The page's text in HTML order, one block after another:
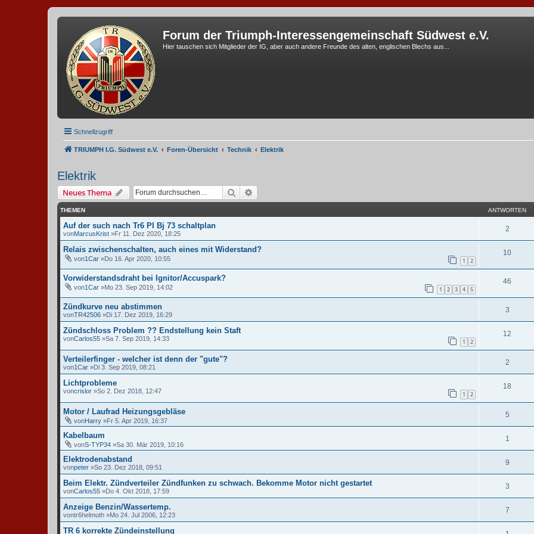
Forum der Triumph-Interessengemeinschaft Südwest e.V.
Hier tauschen sich Mitglieder der IG, aber auch andere Freunde des alten, englischen Blechs aus...
Schnellzugriff
TRIUMPH I.G. Südwest e.V. Foren-Übersicht Technik Elektrik
Elektrik
Neues Thema Suche
THEMEN ANTWORTEN
Auf der such nach Tr6 PI Bj 73 schaltplan
vonMarcusKrist »Fr 11. Dez 2020, 18:25
2
Relais zwischenschalten, auch eines mit Widerstand?
von1Car »Do 16. Apr 2020, 10:55 1 2
10
Vorwiderstandsdraht bei Ignitor/Accuspark?
von1Car »Mo 23. Sep 2019, 14:02 1 2 3 4 5
46
Zündkurve neu abstimmen
vonTR42506 »Di 17. Dez 2019, 16:29
3
Zündschloss Problem ?? Endstellung kein Staft
vonCarlos55 »Sa 7. Sep 2019, 14:33 1 2
12
Verteilerfinger - welcher ist denn der "gute"?
von1Car »Di 3. Sep 2019, 08:21
2
Lichtprobleme
voncrislor »So 2. Dez 2018, 12:47 1 2
18
Motor / Laufrad Heizungsgebläse
vonHarry »Fr 5. Apr 2019, 16:37
5
Kabelbaum
vonS-TYP34 »Sa 30. Mär 2019, 10:16
1
Elektrodenabstand
vonpeter »So 23. Dez 2018, 09:51
9
Beim Elektr. Zündverteiler Zündfunken zu schwach. Bekomme Motor nicht gestartet
vonCarlos55 »Do 4. Okt 2018, 17:59
3
Anzeige Benzin/Wassertemp.
vontr6helmuth »Mo 24. Jul 2006, 12:23
7
TR 6 korrekte Zündeinstellung